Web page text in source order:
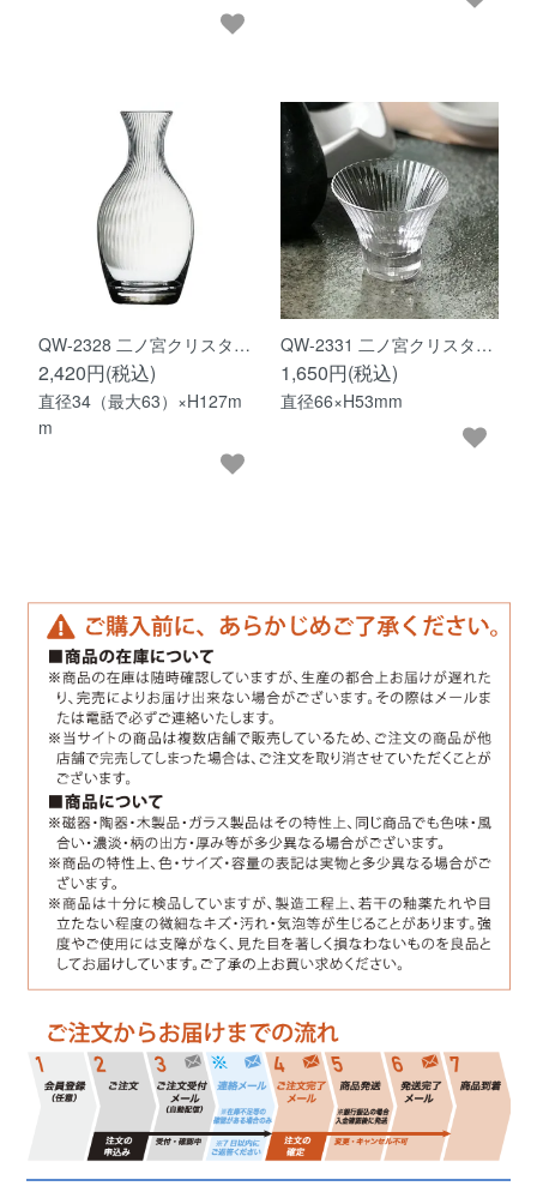
QW-2328 二ノ宮クリスタ…
2,420円(税込)
直径34（最大63）×H127m
m
QW-2331 二ノ宮クリスタ…
1,650円(税込)
直径66×H53mm